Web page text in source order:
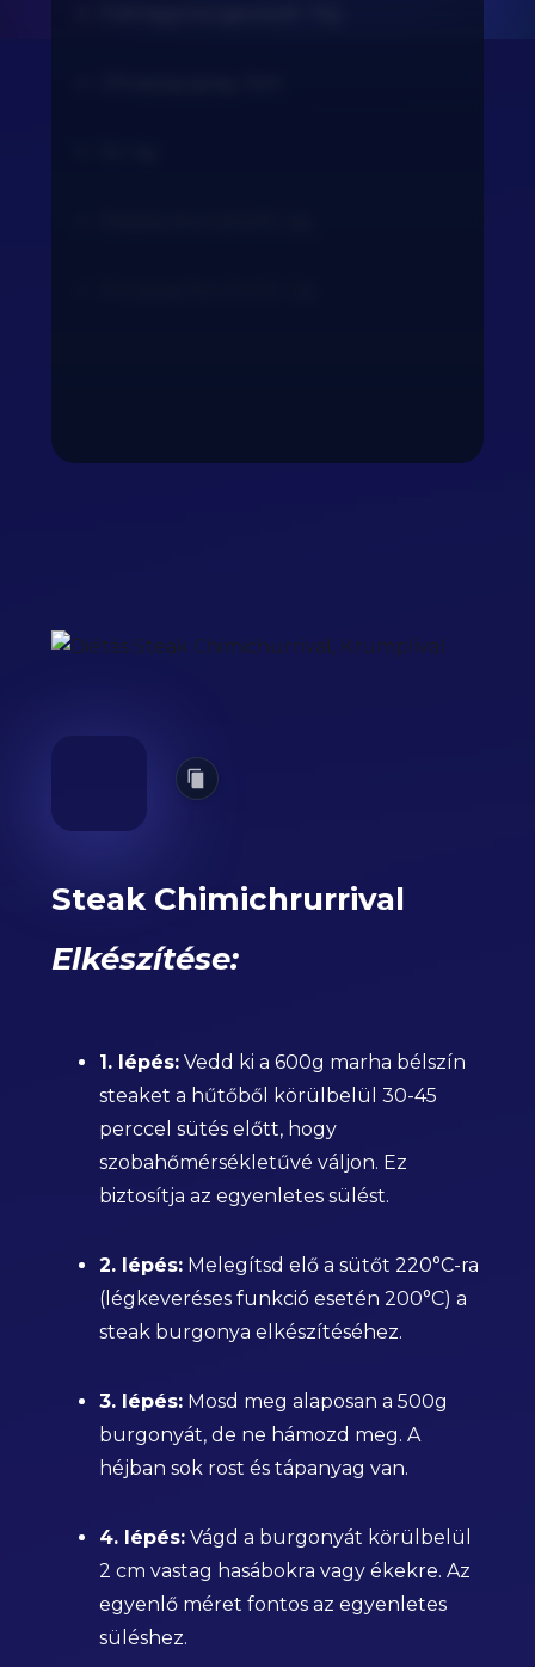
Steak Chimichrurrival
Elkészítése:
1. lépés:Vedd ki a 600g marha bélszín
steaket a hűtőből körülbelül 30-45
perccel sütés előtt, hogy
szobahőmérsékletűvé váljon. Ez
biztosítja az egyenletes sülést.
2. lépés:Melegítsd elő a sütőt 220°C-ra
(légkeveréses funkció esetén 200°C) a
steak burgonya elkészítéséhez.
3. lépés:Mosd meg alaposan a 500g
burgonyát, de ne hámozd meg. A
héjban sok rost és tápanyag van.
4. lépés:Vágd a burgonyát körülbelül
2 cm vastag hasábokra vagy ékekre. Az
egyenlő méret fontos az egyenletes
süléshez.